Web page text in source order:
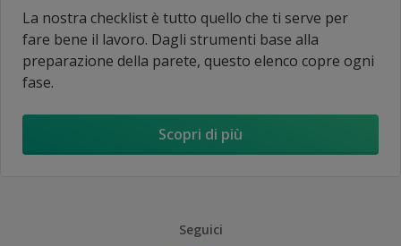
La nostra checklist è tutto quello che ti serve per
fare bene il lavoro. Dagli strumenti base alla
preparazione della parete, questo elenco copre ogni
fase.
Scopri di più
Seguici